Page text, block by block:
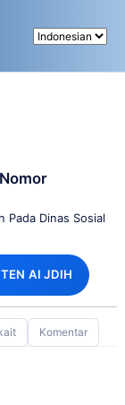
Pada Dinas Sosial
AI JDIH
Komentar